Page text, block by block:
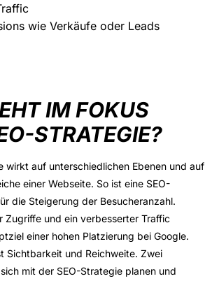
wie Verkäufe oder Leads
IM FOKUS
STRATEGIE?
wirkt auf unterschiedlichen Ebenen und auf
einer Webseite. So ist eine SEO-
die Steigerung der Besucheranzahl.
Zugriffe und ein verbesserter Traffic
einer hohen Platzierung bei Google.
Sichtbarkeit und Reichweite. Zwei
mit der SEO-Strategie planen und